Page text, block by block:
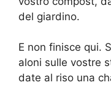
del giardino.
E non finisce qui.
aloni sulle vostre
date al riso una